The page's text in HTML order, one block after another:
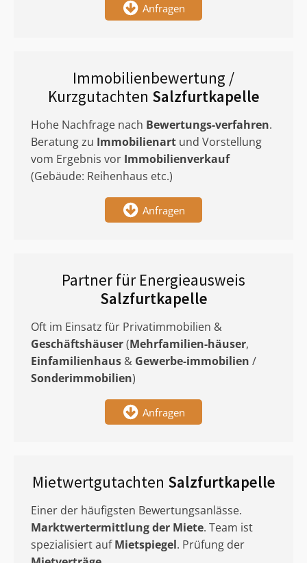
Anfragen
Immobilienbewertung /
Kurzgutachten Salzfurtkapelle
Hohe Nachfrage nach Bewertungs-verfahren.
Beratung zu Immobilienart und Vorstellung
vom Ergebnis vor Immobilienverkauf
(Gebäude: Reihenhaus etc.)
Anfragen
Partner für Energieausweis
Salzfurtkapelle
Oft im Einsatz für Privatimmobilien &
Geschäftshäuser(Mehrfamilien-häuser,
Einfamilienhaus & Gewerbe-immobilien /
Sonderimmobilien)
Anfragen
Mietwertgutachten Salzfurtkapelle
Einer der häufigsten Bewertungsanlässe.
Marktwertermittlungder Miete. Team ist
spezialisiert aufMietspiegel. Prüfung der